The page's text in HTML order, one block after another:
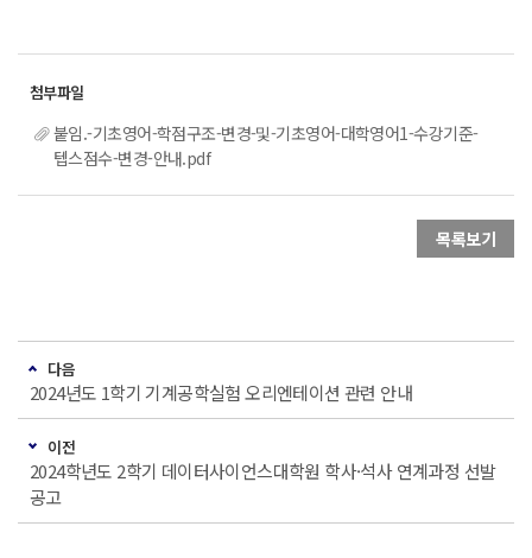
붙임.-기초영어-학점구조-변경-및-기초영어-대학영어1-수강기준-
텝스점수-변경-안내.pdf
목록보기
다음
2024년도 1학기 기계공학실험 오리엔테이션 관련 안내
이전
2024학년도 2학기 데이터사이언스대학원 학사·석사 연계과정 선발
공고